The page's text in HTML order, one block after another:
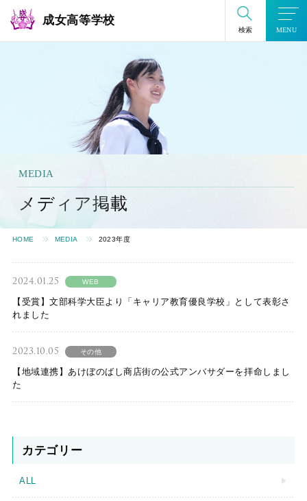
成女高等学校
検索 MENU
MEDIA
メディア掲載
HOME MEDIA 2023年度
2024.01.25 WEB
【受賞】文部科学大臣より「キャリア教育優良学校」として表彰さ
れました
2023.10.05 その他
【地域連携】あけぼのばし商店街の公式アンバサダーを拝命しまし
た
カテゴリー
ALL